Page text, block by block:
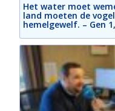
Het water moet
land moeten de
hemelgewelf. – Gen